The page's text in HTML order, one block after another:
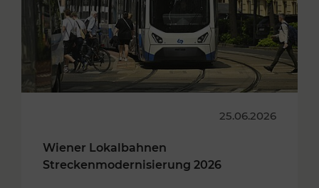
25.06.2026
Wiener Lokalbahnen
Streckenmodernisierung 2026